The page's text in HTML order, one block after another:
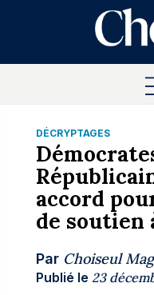
DÉCRYPTAGES
accord
de soutien
Par Choiseul
Publié le 23